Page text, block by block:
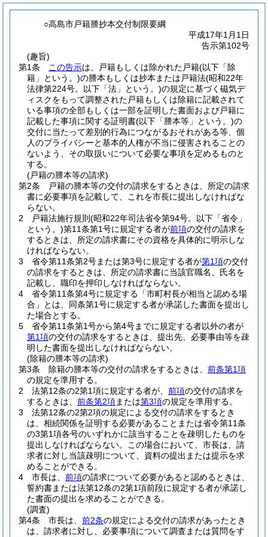
○高島市戸籍謄抄本交付制限要綱
平成17年1月1日
告示第102号
(趣旨)
第1条
この告示は、戸籍もしくは除かれた戸籍(以下「除
籍」という。)の謄本もしくは抄本または戸籍法(昭和22年
法律第224号。以下「法」という。)の規定に基づく磁気デ
ィスクをもって調整された戸籍もしくは除籍に記載されて
いる事項の全部もしくは一部を証明した書面および戸籍に
記載した事項に関する証明書(以下「謄本等」という。)の
交付に当たって差別的行為につながるおそれがある等、個
人のプライバシーと基本的人権が不当に侵害されることの
ないよう、その取扱いについて必要な事項を定めるものと
する。
(戸籍の謄本等の請求)
第2条
戸籍の謄本等の交付の請求をするときは、所定の請求
書に必要事項を記載して、これを市長に提出しなければな
らない。
2
戸籍法施行規則 (昭和22年司法省令第94号。以下「省令」
という。)第11条第1号に規定する者が前項の交付の請求を
するときは、所定の請求書にその資格を具体的に明示しな
ければならない。
3
省令第11条第2号または第3号に規定する者が第1項の交付
の請求をするときは、所定の請求書に当該官職名、氏名を
記載し、職印を押印しなければならない。
4
省令第11条第4号に規定する「市町村長が相当と認める場
合」とは、同条第1号に規定する者が承諾した書面を提出し
た場合とする。
5
省令第11条第1号から第4号までに規定する者以外の者が
第1項の交付の請求をするときは、提出先、必要事由等を疎
明した書面を提出しなければならない。
(除籍の謄本等の請求)
第3条
除籍の謄本等の交付の請求をするときは、 前条第1項
の規定を準用する。
2
法第12条の2第1項に規定する者が、 前項の交付の請求を
するときは、 前条第2項または第3項の規定を準用する。
3
法第12条の2第2項の規定による交付の請求をするとき
は、相続関係を証明する必要があることまたは省令第11条
の3第1項各号のいずれかに該当することを疎明したものを
提出しなければならない。
この場合において、市長は、請
求者に対し当該疎明について、資料の提出または提示を求
めることができる。
4
市長は、 前項の請求について必要があると認めるときは、
誓約書または法第12条の2第1項前段に規定する者が承諾し
た書面の提出を求めることができる。
(調査)
第4条
市長は、 前2条の規定による交付の請求があったとき
は、請求者に対し、必要事項について調査または質問をす